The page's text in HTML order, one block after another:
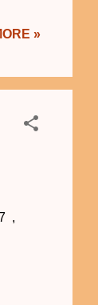
าต
กว่า 2
»
,